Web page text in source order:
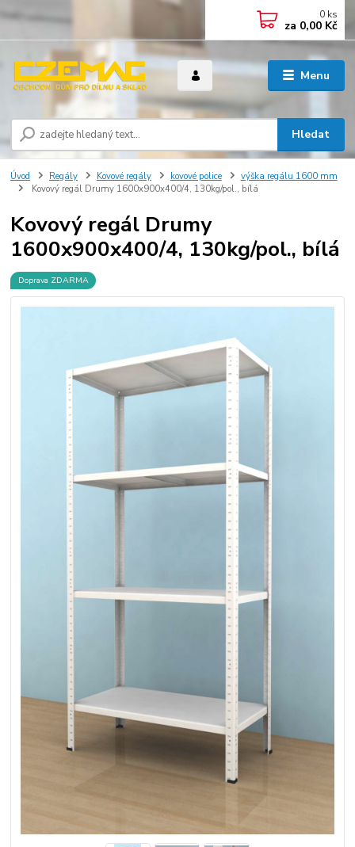
Menu
Hledat
0 ks
za 0,00 Kč
Úvod Regály Kovové regály kovové police
výška regálu 1600 mm
Kovový regál Drumy 1600x900x400/4, 130kg/pol., bílá
Kovový regál Drumy
1600x900x400/4, 130kg/pol., bílá
Doprava ZDARMA